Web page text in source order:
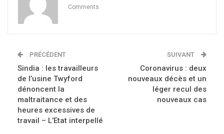
Comments
PRÉCÉDENT
Sindia : les travailleurs
de l’usine Twyford
dénoncent la
maltraitance et des
heures excessives de
travail – L’Etat interpellé
SUIVANT
Coronavirus : deux
nouveaux décès et un
léger recul des
nouveaux cas